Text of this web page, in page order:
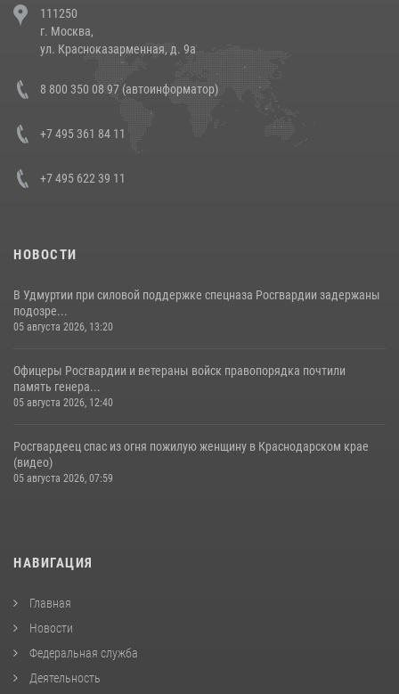
напавших на бригаду скорой помощи (видео)
14 июля 2026, 12:20
В Росгвардии прошла военно-научная конференция по обобщению
боевого опыта
111250
г. Москва,
ул. Красноказарменная, д. 9а
8 800 350 08 97 (автоинформатор)
+7 495 361 84 11
+7 495 622 39 11
НОВОСТИ
В Удмуртии при силовой поддержке спецназа Росгвардии задержаны
подозре...
05 августа 2026, 13:20
Офицеры Росгвардии и ветераны войск правопорядка почтили
память генера...
05 августа 2026, 12:40
Росгвардеец спас из огня пожилую женщину в Краснодарском крае
(видео)
05 августа 2026, 07:59
НАВИГАЦИЯ
Главная
Новости
Федеральная служба
Деятельность